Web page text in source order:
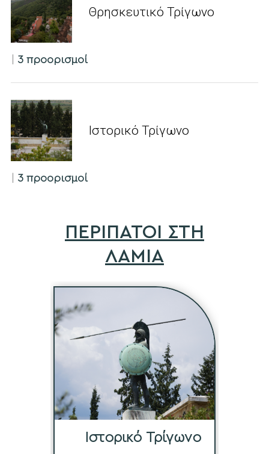
Θρησκευτικό Τρίγωνο
3 προορισμοί
Ιστορικό Τρίγωνο
3 προορισμοί
ΠΕΡΙΠΑΤΟΙ ΣΤΗ
ΛΑΜΙΑ
Ιστορικό Τρίγωνο